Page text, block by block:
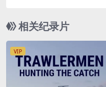
P/MKV/37.6G
相关纪录片
VIP